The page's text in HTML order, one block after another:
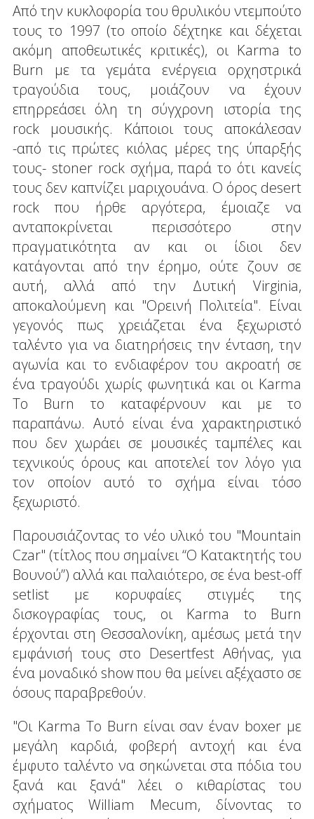
Από την κυκλοφορία του θρυλικόυ ντεμπούτο
τους το 1997 (το οποίο δέχτηκε και δέχεται
ακόμη αποθεωτικές κριτικές), οι Karma to
Burn με τα γεμάτα ενέργεια ορχηστρικά
τραγούδια τους, μοιάζουν να έχουν
επηρρεάσει όλη τη σύγχρονη ιστορία της
rock μουσικής. Κάποιοι τους αποκάλεσαν
-από τις πρώτες κιόλας μέρες της ύπαρξής
τους- stoner rock σχήμα, παρά το ότι κανείς
τους δεν καπνίζει μαριχουάνα. Ο όρος desert
rock που ήρθε αργότερα, έμοιαζε να
ανταποκρίνεται περισσότερο στην
πραγματικότητα αν και οι ίδιοι δεν
κατάγονται από την έρημο, ούτε ζουν σε
αυτή, αλλά από την Δυτική Virginia,
αποκαλούμενη και "Ορεινή Πολιτεία". Είναι
γεγονός πως χρειάζεται ένα ξεχωριστό
ταλέντο για να διατηρήσεις την ένταση, την
αγωνία και το ενδιαφέρον του ακροατή σε
ένα τραγούδι χωρίς φωνητικά και οι Karma
To Burn το καταφέρνουν και με το
παραπάνω. Αυτό είναι ένα χαρακτηριστικό
που δεν χωράει σε μουσικές ταμπέλες και
τεχνικούς όρους και αποτελεί τον λόγο για
τον οποίον αυτό το σχήμα είναι τόσο
ξεχωριστό.
Παρουσιάζοντας το νέο υλικό του "Mountain
Czar" (τίτλος που σημαίνει “Ο Κατακτητής του
Βουνού”) αλλά και παλαιότερο, σε ένα best-off
setlist με κορυφαίες στιγμές της
δισκογραφίας τους, οι Karma to Burn
έρχονται στη Θεσσαλονίκη, αμέσως μετά την
εμφάνισή τους στο Desertfest Αθήνας, για
ένα μοναδικό show που θα μείνει αξέχαστο σε
όσους παραβρεθούν.
"Οι Karma To Burn είναι σαν έναν boxer με
μεγάλη καρδιά, φοβερή αντοχή και ένα
έμφυτο ταλέντο να σηκώνεται στα πόδια του
ξανά και ξανά" λέει ο κιθαρίστας του
σχήματος William Mecum, δίνοντας το